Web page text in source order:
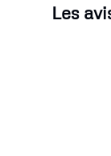
Les